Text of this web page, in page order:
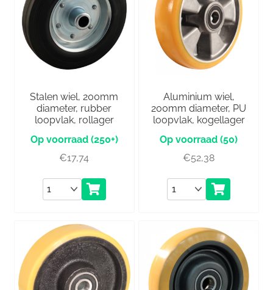
Stalen wiel, 200mm
diameter, rubber
loopvlak, rollager
(250+)
€17,74
Aantal
Aluminium wiel,
200mm diameter, PU
loopvlak, kogellager
(50)
€52,38
Aantal